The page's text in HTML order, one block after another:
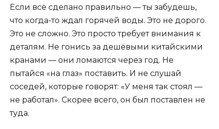
Если всё сделано правильно — ты забудешь,
что когда-то ждал горячей воды. Это не дорого.
Это не сложно. Это просто требует внимания к
деталям. Не гонись за дешёвыми китайскими
кранами — они ломаются через год. Не
пытайся «на глаз» поставить. И не слушай
соседей, которые говорят: «У меня так стоял —
не работал». Скорее всего, он был поставлен не
туда.